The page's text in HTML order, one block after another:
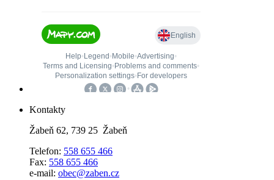
Kontakty
Žabeň 62, 739 25 Žabeň
Telefon: 558 655 466
Fax: 558 655 466
e-mail: obec@zaben.cz